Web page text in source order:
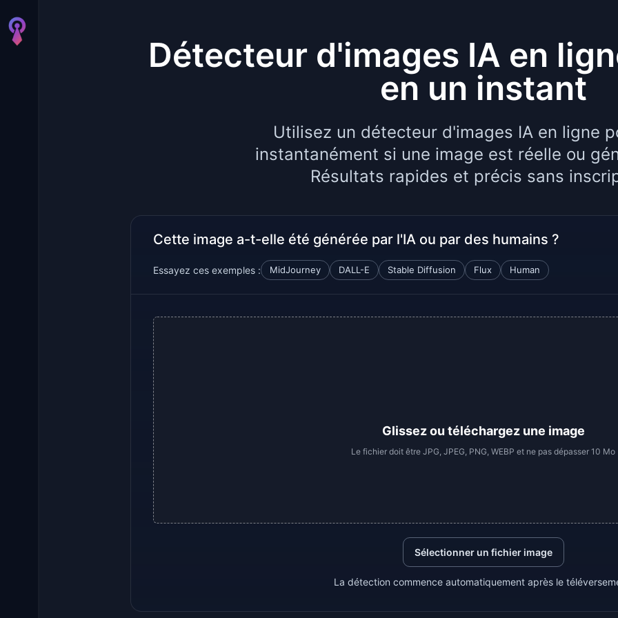
Détecteur d'images IA en
en un instant
Utilisez un détecteur d'images IA en ligne
instantanément si une image est réelle ou
Résultats rapides et précis sans
Cette image a-t-elle été générée par l'IA ou par des humains ?
Essayez ces exemples : MidJourney DALL-E Stable Diffusion Flux Human
Glissez ou téléchargez une image
Le fichier doit être JPG, JPEG, PNG, WEBP et ne pas dépasser 10 Mo
Sélectionner un fichier image
La détection commence automatiquement après le